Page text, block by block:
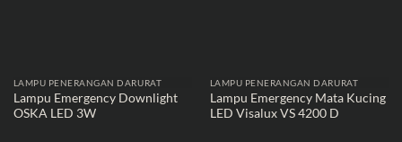
LAMPU PENERANGAN DARURAT
Lampu Emergency Downlight
OSKA LED 3W
LAMPU PENERANGAN DARURAT
Lampu Emergency Mata Kucing
LED Visalux VS 4200 D